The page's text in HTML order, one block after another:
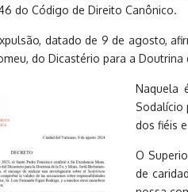
do Código de Direito Canônico.
datado de 9 de agosto,
do Dicastério para a
Naquela
Sodalício
dos fiéis
O
de